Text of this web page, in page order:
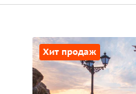
Хит продаж